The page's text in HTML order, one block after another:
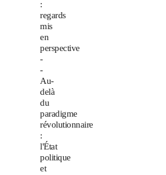
:
regards
mis
en
perspective
-
-
Au-
delà
du
paradigme
révolutionnaire
:
l'État
politique
et